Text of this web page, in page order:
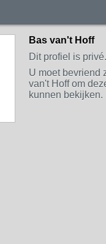
Bas van't Hoff
Dit profiel is privé.
U moet bevriend
van't Hoff om
kunnen bekijken.